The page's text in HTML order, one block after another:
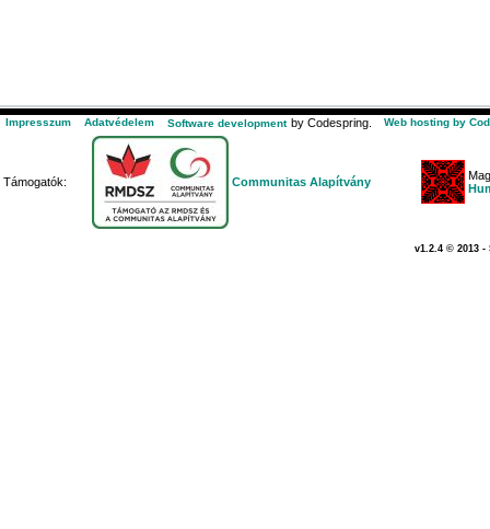
Impresszum Adatvédelem Software development by Codespring. Web hosting by
Támogatók: Communitas Alapítvány
v1.2.4 © 2013